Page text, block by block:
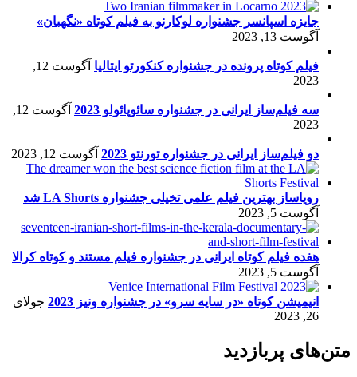
جایزه اسپانسر جشنواره لوکارنو به فیلم کوتاه «نگهبان»
آگوست 13, 2023
فیلم کوتاه پرونده در جشنواره کنکورتو ایتالیا
آگوست 12,
2023
سه فیلم‌ساز ایرانی در جشنواره سائوپائولو 2023
آگوست 12,
2023
دو فیلم‌ساز ایرانی در جشنواره تورنتو 2023 آگوست 12, 2023
رویاساز بهترین فیلم علمی تخیلی جشنواره LA Shorts شد
آگوست 5, 2023
هفده فیلم کوتاه ایرانی در جشنواره فیلم مستند و کوتاه کرالا
آگوست 5, 2023
انیمیشن کوتاه «در سایه سرو» در جشنواره ونیز 2023
جولای
26, 2023
متن‌های پربازدید